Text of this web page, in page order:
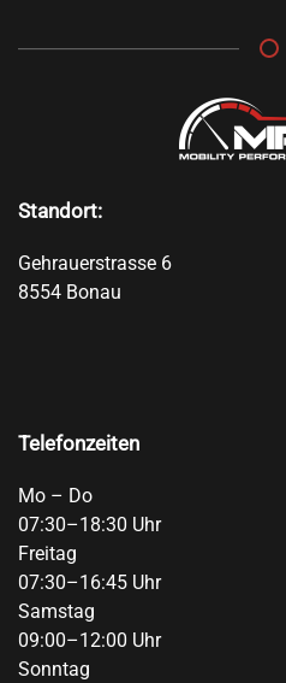
Standort:
Gehrauerstrasse 6
8554 Bonau
Telefonzeiten
Mo – Do
07:30–18:30 Uhr
Freitag
07:30–16:45 Uhr
Samstag
09:00–12:00 Uhr
Sonntag